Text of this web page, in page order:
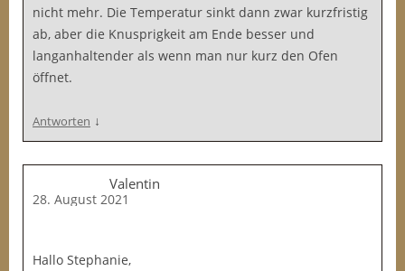
nicht mehr. Die Temperatur sinkt dann zwar kurzfristig
ab, aber die Knusprigkeit am Ende besser und
langanhaltender als wenn man nur kurz den Ofen
öffnet.
Antworten ↓
Valentin
28. August 2021
Hallo Stephanie,